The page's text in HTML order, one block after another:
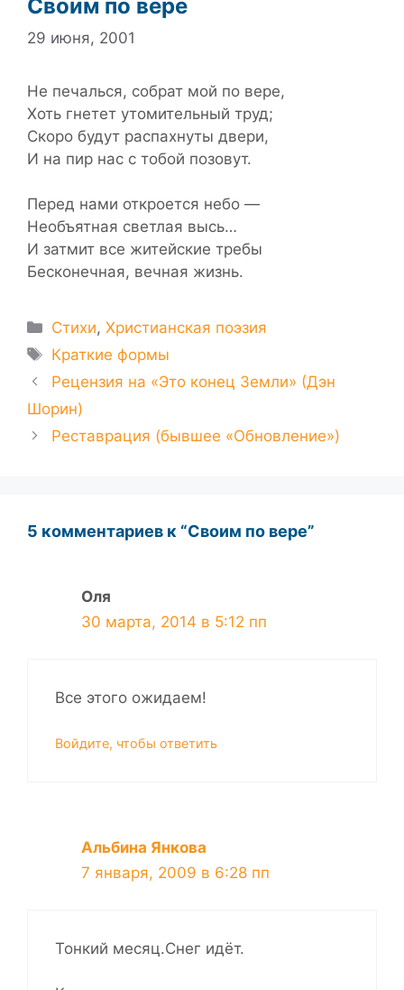
Своим по вере
29 июня, 2001
Не печалься, собрат мой по вере,
Хоть гнетет утомительный труд;
Скоро будут распахнуты двери,
И на пир нас с тобой позовут.
Перед нами откроется небо —
Необъятная светлая высь…
И затмит все житейские требы
Бесконечная, вечная жизнь.
Рубрики
Стихи,Христианская поэзия
Метки
Краткие формы
Рецензия на «Это конец Земли» (Дэн
Шорин)
Реставрация (бывшее «Обновление»)
5 комментариев к “Своим по вере”
Оля
30 марта, 2014 в 5:12 пп
Все этого ожидаем!
Войдите, чтобы ответить
Альбина Янкова
7 января, 2009 в 6:28 пп
Тонкий месяц.Снег идёт.